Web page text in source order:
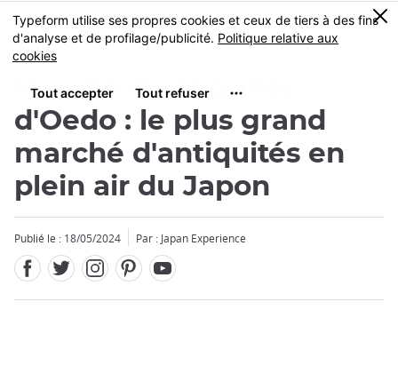
Skip
to
main
MENU
0
Marché d'antiquités
d'Oedo : le plus grand
marché d'antiquités en
plein air du Japon
Publié le : 18/05/2024 Par : Japan Experience